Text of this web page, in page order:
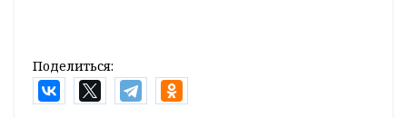
Поделиться: